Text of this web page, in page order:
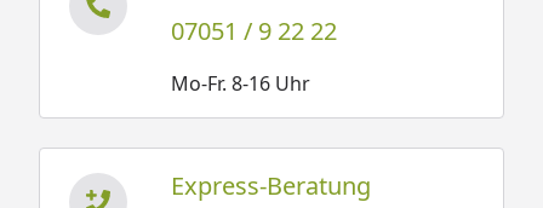
07051 / 9 22 22
Mo-Fr. 8-16 Uhr
Express-Beratung